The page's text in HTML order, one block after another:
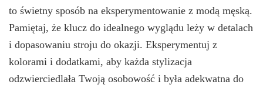
to świetny sposób na eksperymentowanie z modą męską.
Pamiętaj, że klucz do idealnego wyglądu leży w detalach
i dopasowaniu stroju do okazji. Eksperymentuj z
kolorami i dodatkami, aby każda stylizacja
odzwierciedlała Twoją osobowość i była adekwatna do